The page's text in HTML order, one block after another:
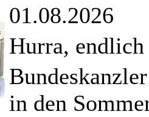
01.08.2026
Hurra,
in den